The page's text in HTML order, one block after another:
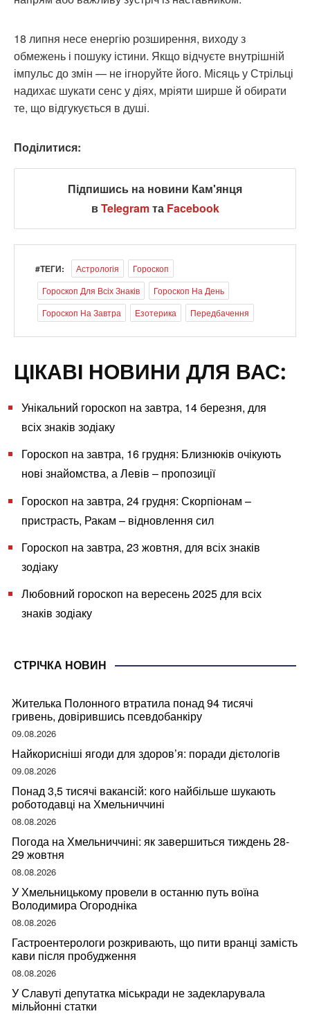
18 липня несе енергію розширення, виходу з
обмежень і пошуку істини. Якщо відчуєте внутрішній
імпульс до змін — не ігноруйте його. Місяць у Стрільці
надихає шукати сенс у діях, мріяти ширше й обирати
те, що відгукується в душі.
Поділитися:
Підпишись на новини Кам'янця
вTelegramта Facebook
#ТЕГИ: Астрологія
Гороскоп
Гороскоп Для Всіх Знаків
Гороскоп На День
Гороскоп На Завтра
Езотерика Передбачення
ЦІКАВІ НОВИНИ ДЛЯ ВАС:
Унікальний гороскоп на завтра, 14 березня, для
всіх знаків зодіаку
Гороскоп на завтра, 16 грудня: Близнюків очікують
нові знайомства, а Левів – пропозиції
Гороскоп на завтра, 24 грудня: Скорпіонам –
пристрасть, Ракам – відновлення сил
Гороскоп на завтра, 23 жовтня, для всіх знаків
зодіаку
Любовний гороскоп на вересень 2025 для всіх
знаків зодіаку
СТРІЧКА НОВИН
Жителька Полонного втратила понад 94 тисячі
гривень, довірившись псевдобанкіру
09.08.2026
Найкорисніші ягоди для здоров’я: поради дієтологів
09.08.2026
Понад 3,5 тисячі вакансій: кого найбільше шукають
роботодавці на Хмельниччині
08.08.2026
Погода на Хмельниччині: як завершиться тиждень 28-
29 жовтня
08.08.2026
У Хмельницькому провели в останню путь воїна
Володимира Огородніка
08.08.2026
Гастроентерологи розкривають, що пити вранці замість
кави після пробудження
08.08.2026
У Славуті депутатка міськради не задекларувала
мільйонні статки